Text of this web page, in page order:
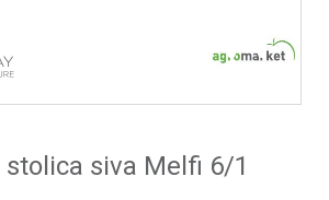
5 11 12 13
stolica siva Melfi 6/1